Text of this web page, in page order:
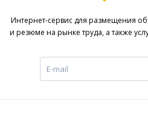
Интернет-сервис для размещения
и резюме на рынке труда, а также